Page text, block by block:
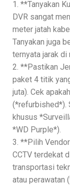
1. **Tanyakan
DVR sangat
meter jatah
Tanyakan juga
ternyata jarak di
2. **Pastikan
paket 4 titik
juta). Cek
(*refurbished*).
khusus
*WD Purple*).
3. **Pilih
CCTV terdekat
transportasi
atau perawatan